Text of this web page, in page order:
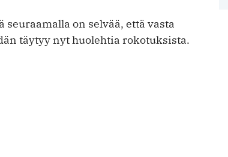
on selvää, että vasta
täytyy nyt huolehtia rokotuksista.